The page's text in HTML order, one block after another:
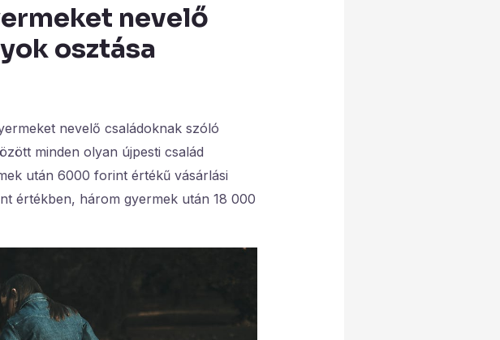
nevelő
osztása
nevelő családoknak szóló
minden olyan újpesti család
után 6000 forint értékű vásárlási
értékben, három gyermek után 18 000